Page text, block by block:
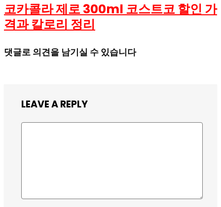
코카콜라 제로 300ml 코스트코 할인 가
격과 칼로리 정리
댓글로 의견을 남기실 수 있습니다
LEAVE A REPLY